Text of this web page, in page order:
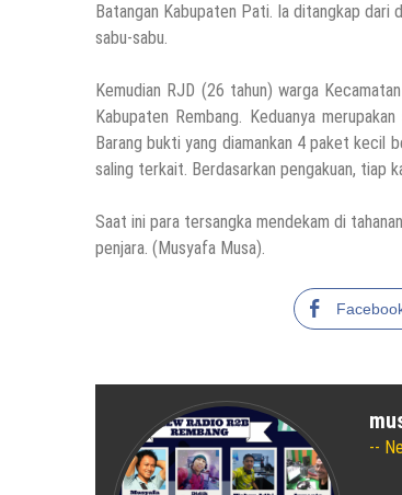
Batangan Kabupaten Pati. Ia ditangkap dari
sabu-sabu.
Kemudian RJD (26 tahun) warga
Kabupaten Rembang. Keduanya
Barang bukti yang diamankan 4 paket kecil
saling terkait. Berdasarkan pengakuan, tiap
Saat ini para tersangka mendekam di
penjara. (Musyafa Musa).